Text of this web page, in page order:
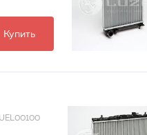
Купить